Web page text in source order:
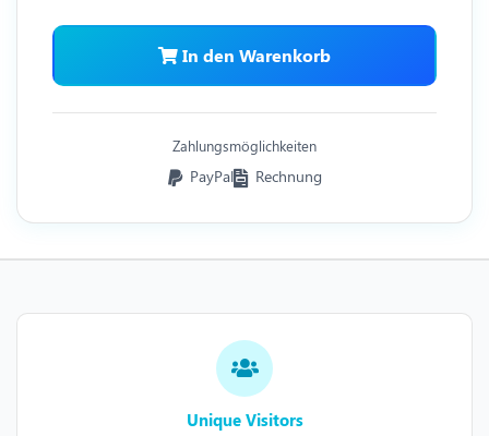
In den Warenkorb
Zahlungsmöglichkeiten
PayPal Rechnung
Unique Visitors